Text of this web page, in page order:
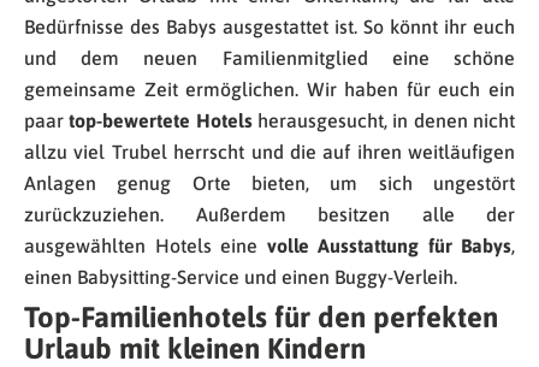
Bedürfnisse des Babys ausgestattet ist. So könnt ihr euch
und dem neuen Familienmitglied eine schöne
gemeinsame Zeit ermöglichen. Wir haben für euch ein
paartop-bewertete Hotelsherausgesucht, in denen nicht
allzu viel Trubel herrscht und die auf ihren weitläufigen
Anlagen genug Orte bieten, um sich ungestört
zurückzuziehen. Außerdem besitzen alle der
ausgewählten Hotels eine volle Ausstattung für Babys,
einen Babysitting-Service und einen Buggy-Verleih.
Top-Familienhotels für den perfekten
Urlaub mit kleinen Kindern